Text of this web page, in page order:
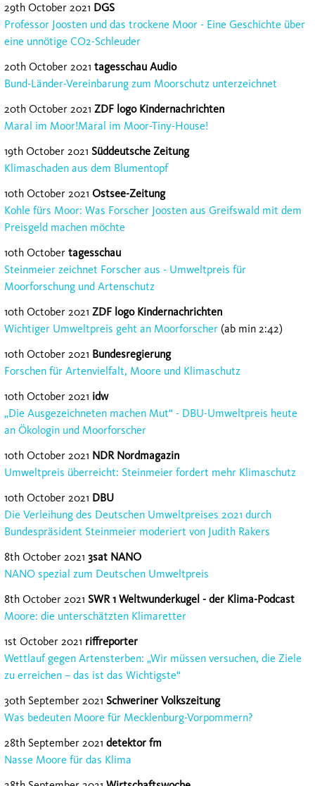
29th October 2021 DGS
Professor Joosten und das trockene Moor - Eine Geschichte über
eine unnötige CO2-Schleuder
20th October 2021 tagesschau Audio
Bund-Länder-Vereinbarung zum Moorschutz unterzeichnet
20th October 2021 ZDF logo Kindernachrichten
Maral im Moor!Maral im Moor-Tiny-House!
19th October 2021 Süddeutsche Zeitung
Klimaschaden aus dem Blumentopf
10th October 2021 Ostsee-Zeitung
Kohle fürs Moor: Was Forscher Joosten aus Greifswald mit dem
Preisgeld machen möchte
10th October tagesschau
Steinmeier zeichnet Forscher aus - Umweltpreis für
Moorforschung und Artenschutz
10th October 2021 ZDF logo Kindernachrichten
Wichtiger Umweltpreis geht an Moorforscher (ab min 2:42)
10th October 2021 Bundesregierung
Forschen für Artenvielfalt, Moore und Klimaschutz
10th October 2021 idw
„Die Ausgezeichneten machen Mut“ - DBU-Umweltpreis heute
an Ökologin und Moorforscher
10th October 2021 NDR Nordmagazin
Umweltpreis überreicht: Steinmeier fordert mehr Klimaschutz
10th October 2021 DBU
Die Verleihung des Deutschen Umweltpreises 2021 durch
Bundespräsident Steinmeier moderiert von Judith Rakers
8th October 2021 3sat NANO
NANO spezial zum Deutschen Umweltpreis
8th October 2021 SWR 1 Weltwunderkugel - der Klima-Podcast
Moore: die unterschätzten Klimaretter
1st October 2021 riffreporter
Wettlauf gegen Artensterben: „Wir müssen versuchen, die Ziele
zu erreichen – das ist das Wichtigste“
30th September 2021 Schweriner Volkszeitung
Was bedeuten Moore für Mecklenburg-Vorpommern?
28th September 2021 detektor fm
Nasse Moore für das Klima